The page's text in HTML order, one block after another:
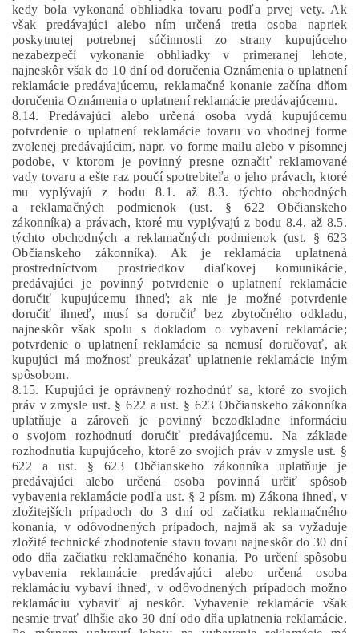
kedy bola vykonaná obhliadka tovaru podľa prvej vety. Ak
však predávajúci alebo ním určená tretia osoba napriek
poskytnutej potrebnej súčinnosti zo strany kupujúceho
nezabezpečí vykonanie obhliadky v primeranej lehote,
najneskôr však do 10 dní od doručenia Oznámenia o uplatnení
reklamácie predávajúcemu, reklamačné konanie začína dňom
doručenia Oznámenia o uplatnení reklamácie predávajúcemu.
8.14. Predávajúci alebo určená osoba vydá kupujúcemu
potvrdenie o uplatnení reklamácie tovaru vo vhodnej forme
zvolenej predávajúcim, napr. vo forme mailu alebo v písomnej
podobe, v ktorom je povinný presne označiť reklamované
vady tovaru a ešte raz poučí spotrebiteľa o jeho právach, ktoré
mu vyplývajú z bodu 8.1. až 8.3. týchto obchodných
a reklamačných podmienok (ust. § 622 Občianskeho
zákonníka) a právach, ktoré mu vyplývajú z bodu 8.4. až 8.5.
týchto obchodných a reklamačných podmienok (ust. § 623
Občianskeho zákonníka). Ak je reklamácia uplatnená
prostredníctvom prostriedkov diaľkovej komunikácie,
predávajúci je povinný potvrdenie o uplatnení reklamácie
doručiť kupujúcemu ihneď; ak nie je možné potvrdenie
doručiť ihneď, musí sa doručiť bez zbytočného odkladu,
najneskôr však spolu s dokladom o vybavení reklamácie;
potvrdenie o uplatnení reklamácie sa nemusí doručovať, ak
kupujúci má možnosť preukázať uplatnenie reklamácie iným
spôsobom.
8.15. Kupujúci je oprávnený rozhodnúť sa, ktoré zo svojich
práv v zmysle ust. § 622 a ust. § 623 Občianskeho zákonníka
uplatňuje a zároveň je povinný bezodkladne informáciu
o svojom rozhodnutí doručiť predávajúcemu. Na základe
rozhodnutia kupujúceho, ktoré zo svojich práv v zmysle ust. §
622 a ust. § 623 Občianskeho zákonníka uplatňuje je
predávajúci alebo určená osoba povinná určiť spôsob
vybavenia reklamácie podľa ust. § 2 písm. m) Zákona ihneď, v
zložitejších prípadoch do 3 dní od začiatku reklamačného
konania, v odôvodnených prípadoch, najmä ak sa vyžaduje
zložité technické zhodnotenie stavu tovaru najneskôr do 30 dní
odo dňa začiatku reklamačného konania. Po určení spôsobu
vybavenia reklamácie predávajúci alebo určená osoba
reklamáciu vybaví ihneď, v odôvodnených prípadoch možno
reklamáciu vybaviť aj neskôr. Vybavenie reklamácie však
nesmie trvať dlhšie ako 30 dní odo dňa uplatnenia reklamácie.